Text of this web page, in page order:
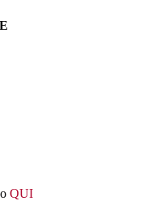
QUI